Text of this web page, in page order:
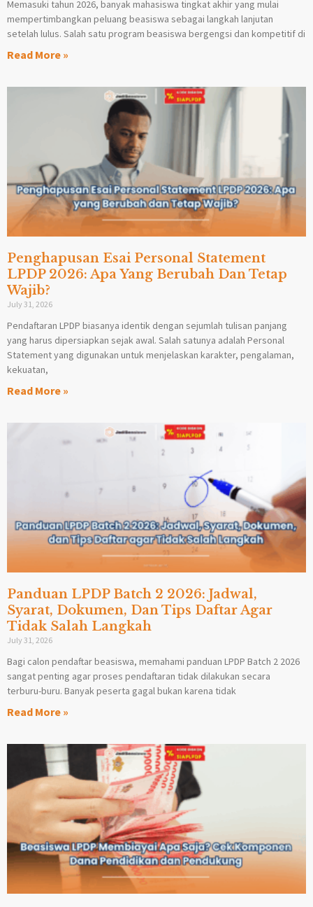
Memasuki tahun 2026, banyak mahasiswa tingkat akhir yang mulai
mempertimbangkan peluang beasiswa sebagai langkah lanjutan
setelah lulus. Salah satu program beasiswa bergengsi dan kompetitif di
Read More »
Penghapusan Esai Personal Statement
LPDP 2026: Apa Yang Berubah Dan Tetap
Wajib?
July 31, 2026
Pendaftaran LPDP biasanya identik dengan sejumlah tulisan panjang
yang harus dipersiapkan sejak awal. Salah satunya adalah Personal
Statement yang digunakan untuk menjelaskan karakter, pengalaman,
kekuatan,
Read More »
Panduan LPDP Batch 2 2026: Jadwal,
Syarat, Dokumen, Dan Tips Daftar Agar
Tidak Salah Langkah
July 31, 2026
Bagi calon pendaftar beasiswa, memahami panduan LPDP Batch 2 2026
sangat penting agar proses pendaftaran tidak dilakukan secara
terburu-buru. Banyak peserta gagal bukan karena tidak
Read More »